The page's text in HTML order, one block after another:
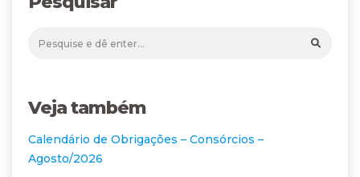
Veja também
Calendário de Obrigações – Consórcios –
Agosto/2026